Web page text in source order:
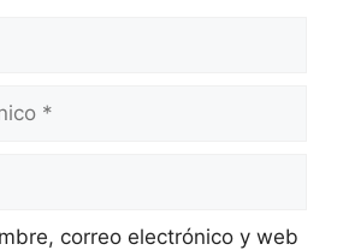
correo electrónico y web